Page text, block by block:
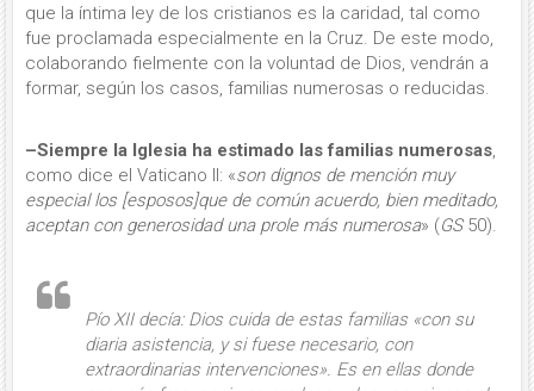
que la íntima ley de los cristianos es la caridad, tal como
fue proclamada especialmente en la Cruz. De este modo,
colaborando fielmente con la voluntad de Dios, vendrán a
formar, según los casos, familias numerosas o reducidas.
–Siempre la Iglesia ha estimado las familias numerosas,
como dice el Vaticano II: «son dignos de mención muy
especial los [esposos]que de común acuerdo, bien meditado,
aceptan con generosidad una prole más numerosa» (GS50).
Pío XII decía: Dios cuida de estas familias «con su
diaria asistencia, y si fuese necesa­rio, con
extraordinarias intervencio­nes». Es en ellas donde